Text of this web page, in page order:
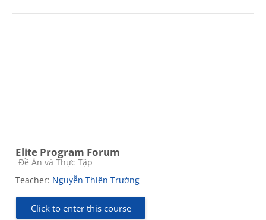
Elite Program Forum
Course category
Đề Án và Thực Tập
Teacher: Nguyễn Thiên Trường
Click to enter this course